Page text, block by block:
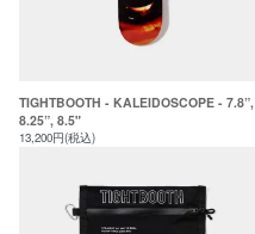
TIGHTBOOTH - KALEIDOSCOPE - 7.8”,
8.25”, 8.5"
13,200円(税込)